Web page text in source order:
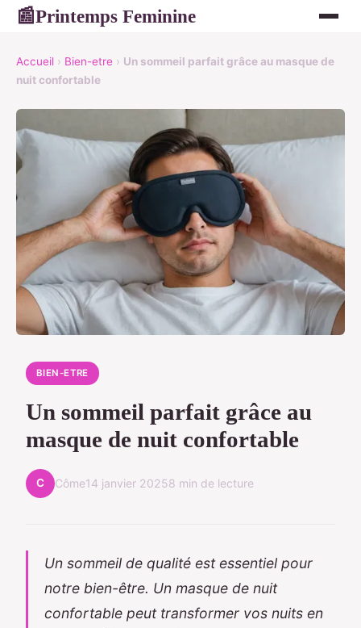
📰Printemps Feminine
Accueil › Bien-etre › Un sommeil parfait grâce au masque de
nuit confortable
BIEN-ETRE
Un sommeil parfait grâce au
masque de nuit confortable
C Côme14 janvier 20258 min de lecture
Un sommeil de qualité est essentiel pour
notre bien-être. Un masque de nuit
confortable peut transformer vos nuits en